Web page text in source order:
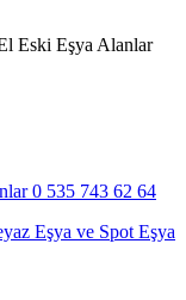
Eski Eşya Alanlar
0 535 743 62 64
Eşya ve Spot Eşya